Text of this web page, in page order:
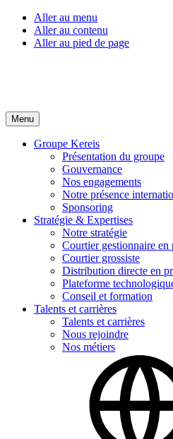
Aller au menu
Aller au contenu
Aller au pied de page
Menu
Groupe Kereis
Présentation du groupe
Gouvernance
Nos engagements
Notre présence
Sponsoring
Stratégie & Expertises
Notre stratégie
Courtier gestionnaire en
Courtier grossiste
Distribution directe en
Plateforme
Conseil et formation
Talents et carrières
Talents et carrières
Nous rejoindre
Nos métiers